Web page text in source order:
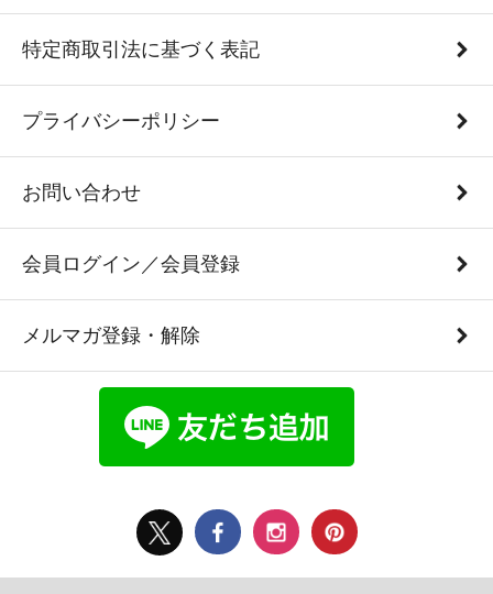
特定商取引法に基づく表記
プライバシーポリシー
お問い合わせ
会員ログイン／会員登録
メルマガ登録・解除